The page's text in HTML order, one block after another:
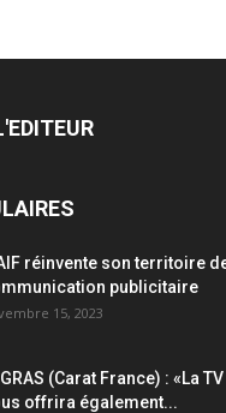
réinvente son territoire
publicitaire
15, 2023
(Carat France) : «La
offrira également...